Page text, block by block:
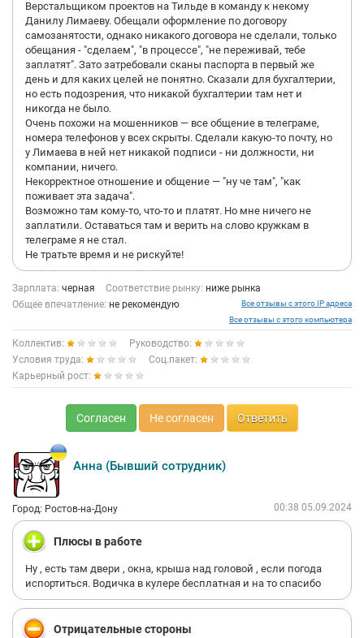
Верстальщиком проектов на Тильде в команду к некому
Данилу Лимаеву. Обещали оформление по договору
самозанятости, однако никакого договора не сделали, только
обещания - "сделаем", "в процессе", "не переживай, тебе
заплатят". Зато затребовали сканы паспорта в первый же
день и для каких целей не понятно. Сказали для бухгалтерии,
но есть подозрения, что никакой бухгалтерии там нет и
никогда не было.
Очень похожи на мошенников — все общение в телеграме,
номера телефонов у всех скрыты. Сделали какую-то почту, но
у Лимаева в ней нет никакой подписи - ни должности, ни
компании, ничего.
Некорректное отношение и общение — "ну че там", "как
поживает эта задача".
Возможно там кому-то, что-то и платят. Но мне ничего не
заплатили. Оставаться там и верить на слово кружкам в
телеграме я не стал.
Не тратьте время и не рискуйте!
Зарплата: черная Соответствие рынку: ниже рынка
Общее впечатление: не рекомендую
Все отзывы с этого IP адреса
Все отзывы с этого компьютера
Коллектив:
Руководство:
Условия труда:
Соц.пакет:
Карьерный рост:
Согласен Не согласен Ответить
Анна (Бывший сотрудник)
Город: Ростов-на-Дону 00:38 05.09.2024
Плюсы в работе
Ну , есть там двери , окна, крыша над головой , если погода
испортиться. Водичка в кулере бесплатная и на то спасибо
Отрицательные стороны